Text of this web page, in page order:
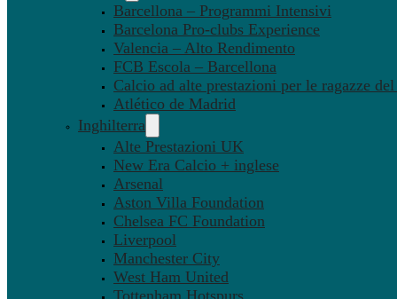
Barcellona – Programmi Intensivi
Barcelona Pro-clubs Experience
Valencia – Alto Rendimento
FCB Escola – Barcellona
Calcio ad alte prestazioni per le ragazze
Atlético de Madrid
Inghilterra
Alte Prestazioni UK
New Era Calcio + inglese
Arsenal
Aston Villa Foundation
Chelsea FC Foundation
Liverpool
Manchester City
West Ham United
Tottenham Hotspurs